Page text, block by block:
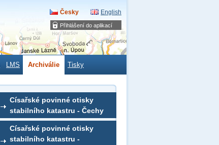
Přihlášení do aplikací
Česky English
LMS Archiválie Tisky
Císařské povinné otisky
stabilního katastru - Čechy
Císařské povinné otisky
stabilního katastru -